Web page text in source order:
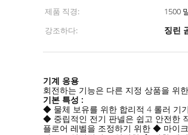
제품 직경:
1500
강조하다:
징린
기계 응용
회전하는 기능은 다른 지정 상품을 위
기본 특성 :
◆ 물체 보유를 위한 합리적 4 롤러 기
◆ 중립적인 전기 판넬은 쉽고 안전한
플로어 레벨을 조정하기 위한 ◆ 마이